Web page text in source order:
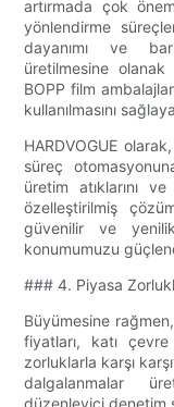
artırmada çok
yönlendirme
dayanımı ve
üretilmesine olanak
BOPP film
kullanılmasını
HARDVOGUE
süreç
üretim atıklarını
özelleştirilmiş
güvenilir ve
konumumuzu
### 4. Piyasa
Büyümesine
fiyatları, katı
zorluklarla karşı
dalgalanmalar
düzenleyici denetim